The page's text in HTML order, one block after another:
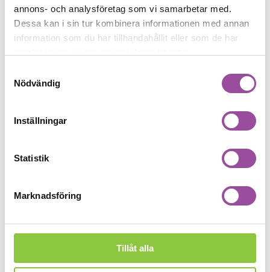
annons- och analysföretag som vi samarbetar med.
Dessa kan i sin tur kombinera informationen med annan
information som du har tillhandahållit eller som de har
Nödvändig
Inställningar
Statistik
Marknadsföring
Tillåt alla
2026
8
2023
2022
7